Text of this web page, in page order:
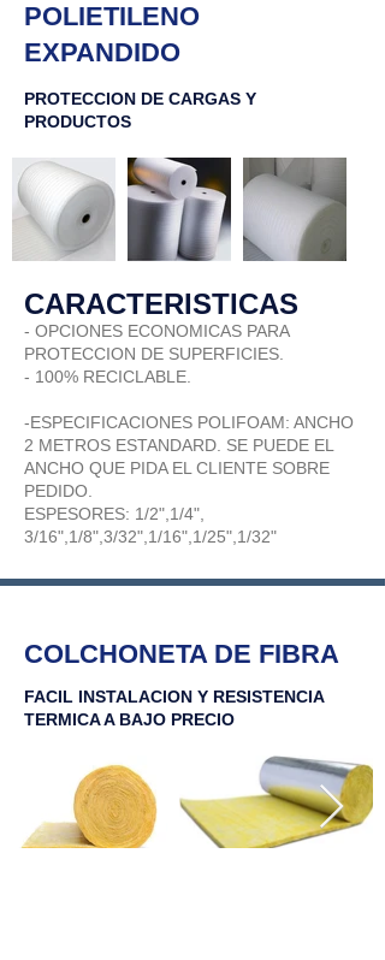
POLIETILENO
EXPANDIDO
PROTECCION DE CARGAS Y
PRODUCTOS
CARACTERISTICAS
- OPCIONES ECONOMICAS PARA
PROTECCION DE SUPERFICIES.
- 100% RECICLABLE.
-ESPECIFICACIONES POLIFOAM: ANCHO
2 METROS ESTANDARD. SE PUEDE EL
ANCHO QUE PIDA EL CLIENTE SOBRE
PEDIDO.
ESPESORES: 1/2",1/4",
3/16",1/8",3/32",1/16",1/25",1/32"
COLCHONETA DE FIBRA
FACIL INSTALACION Y RESISTENCIA
TERMICA A BAJO PRECIO